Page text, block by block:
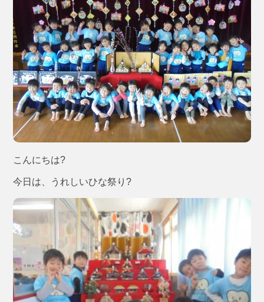
こんにちは?
今日は、うれしいひな祭り?